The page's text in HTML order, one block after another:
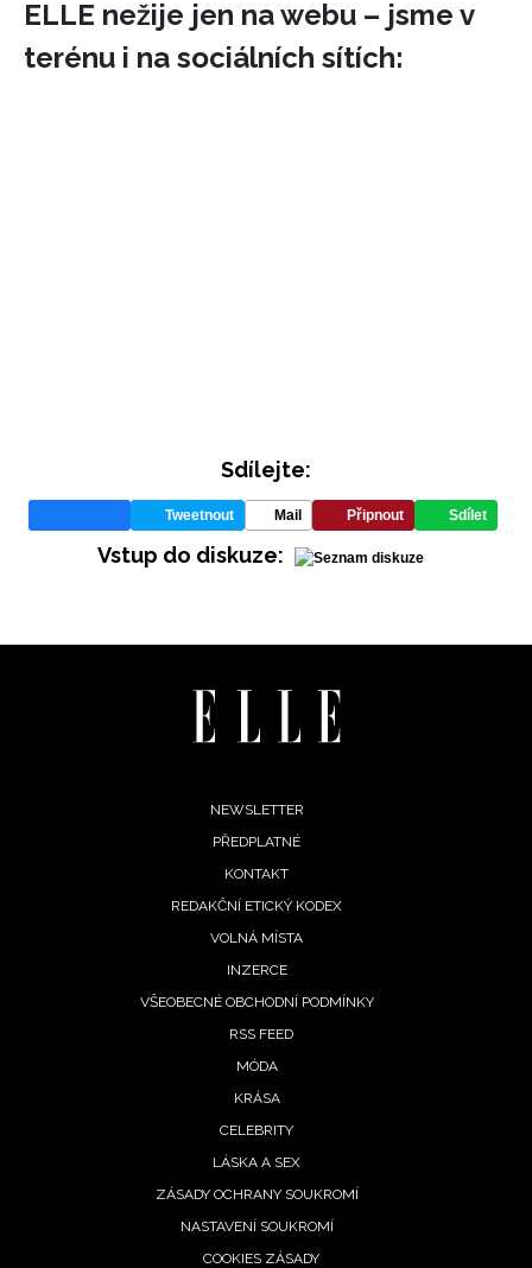
INFORMACE
ELLE nežije jen na webu – jsme v
terénu i na sociálních sítích:
Sdílejte:
Tweetnout Mail Připnout Sdílet
Vstup do diskuze:
NEWSLETTER
PŘEDPLATNÉ
KONTAKT
REDAKČNÍ ETICKÝ KODEX
VOLNÁ MÍSTA
INZERCE
VŠEOBECNÉ OBCHODNÍ PODMÍNKY
RSS FEED
MÓDA
KRÁSA
CELEBRITY
LÁSKA A SEX
ZÁSADY OCHRANY SOUKROMÍ
NASTAVENÍ SOUKROMÍ
COOKIES ZÁSADY